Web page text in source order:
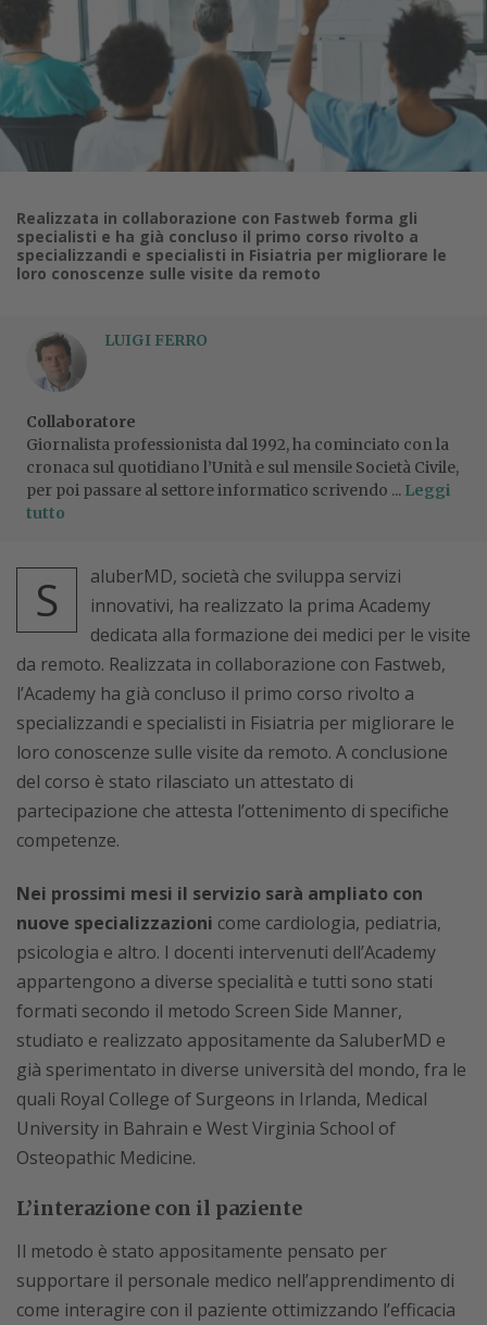
Realizzata in collaborazione con Fastweb forma gli
specialisti e ha già concluso il primo corso rivolto a
specializzandi e specialisti in Fisiatria per migliorare le
loro conoscenze sulle visite da remoto
LUIGI FERRO
Collaboratore
Giornalista professionista dal 1992, ha cominciato con la
cronaca sul quotidiano l’Unità e sul mensile Società Civile,
per poi passare al settore informatico scrivendo ... Leggi
tutto
S
aluberMD, società che sviluppa servizi
innovativi, ha realizzato la prima Academy
dedicata alla formazione dei medici per le visite
da remoto. Realizzata in collaborazione con Fastweb,
l’Academy ha già concluso il primo corso rivolto a
specializzandi e specialisti in Fisiatria per migliorare le
loro conoscenze sulle visite da remoto. A conclusione
del corso è stato rilasciato un attestato di
partecipazione che attesta l’ottenimento di specifiche
competenze.
Nei prossimi mesi il servizio sarà ampliato con
nuove specializzazioni come cardiologia, pediatria,
psicologia e altro. I docenti intervenuti dell’Academy
appartengono a diverse specialità e tutti sono stati
formati secondo il metodo Screen Side Manner,
studiato e realizzato appositamente da SaluberMD e
già sperimentato in diverse università del mondo, fra le
quali Royal College of Surgeons in Irlanda, Medical
University in Bahrain e West Virginia School of
Osteopathic Medicine.
L’interazione con il paziente
Il metodo è stato appositamente pensato per
supportare il personale medico nell’apprendimento di
come interagire con il paziente ottimizzando l’efficacia